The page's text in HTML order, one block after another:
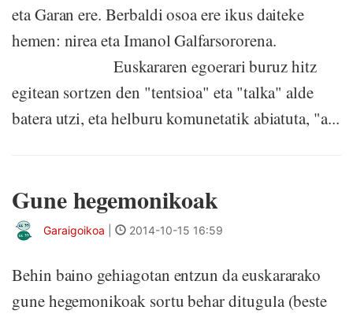
eta Garan ere. Berbaldi osoa ere ikus daiteke
hemen: nirea eta Imanol Galfarsororena.
Euskararen egoerari buruz hitz
egitean sortzen den "tentsioa" eta "talka" alde
batera utzi, eta helburu komunetatik abiatuta, "a...
Gune hegemonikoak
Garaigoikoa 2014-10-15 16:59
Behin baino gehiagotan entzun da euskararako
gune hegemonikoak sortu behar ditugula (beste